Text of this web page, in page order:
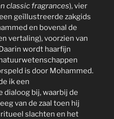
classic fragrances), vier
geïllustreerde zakgids
en bovenal de
vertaling), voorzien van
wordt haarfijn
is door Mohammed.
ik een
bij, waarbij de
van de zaal toen hij
slachten en het